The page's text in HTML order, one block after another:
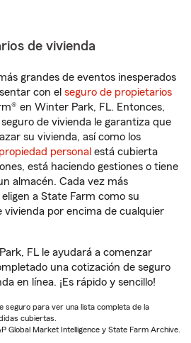
de vivienda
grandes de eventos inesperados
con el seguro de propietarios
en Winter Park, FL. Entonces,
de vivienda le garantiza que
su vivienda, así como los
personal está cubierta
está haciendo gestiones o tiene
almacén. Cada vez más
a State Farm como su
vivienda por encima de cualquier
FL le ayudará a comenzar
una cotización de seguro
en línea. ¡Es rápido y sencillo!
seguro para ver una lista completa de la
cubiertas.
Global Market Intelligence y State Farm Archive.